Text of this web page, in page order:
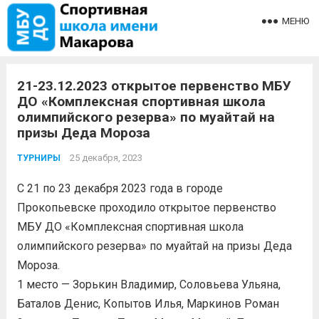
МЕНЮ
21-23.12.2023 открытое первенство МБУ
ДО «Комплексная спортивная школа
олимпийского резерва» по муайтай на
призы Деда Мороза
ТУРНИРЫ 25 декабря, 2023
С 21 по 23 декабря 2023 года в городе
Прокопьевске проходило открытое первенство
МБУ ДО «Комплексная спортивная школа
олимпийского резерва» по муайтай на призы Деда
Мороза.
1 место — Зорькин Владимир, Соловьева Ульяна,
Баталов Денис, Копытов Илья, Маркинов Роман